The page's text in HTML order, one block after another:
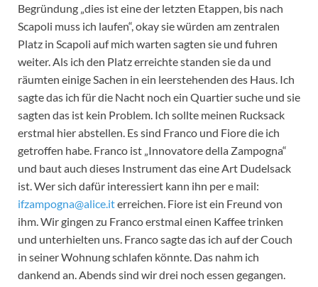
Begründung „dies ist eine der letzten Etappen, bis nach
Scapoli muss ich laufen“, okay sie würden am zentralen
Platz in Scapoli auf mich warten sagten sie und fuhren
weiter. Als ich den Platz erreichte standen sie da und
räumten einige Sachen in ein leerstehenden des Haus. Ich
sagte das ich für die Nacht noch ein Quartier suche und sie
sagten das ist kein Problem. Ich sollte meinen Rucksack
erstmal hier abstellen. Es sind Franco und Fiore die ich
getroffen habe. Franco ist „Innovatore della Zampogna“
und baut auch dieses Instrument das eine Art Dudelsack
ist. Wer sich dafür interessiert kann ihn per e mail:
ifzampogna@alice.iterreichen. Fiore ist ein Freund von
ihm. Wir gingen zu Franco erstmal einen Kaffee trinken
und unterhielten uns. Franco sagte das ich auf der Couch
in seiner Wohnung schlafen könnte. Das nahm ich
dankend an. Abends sind wir drei noch essen gegangen.